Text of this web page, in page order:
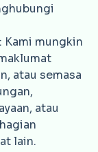
Kami mungkin
atau semasa
atau
lain.